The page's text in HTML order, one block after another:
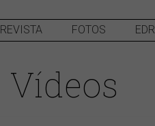
REVISTA FOTOS EDR
Vídeos